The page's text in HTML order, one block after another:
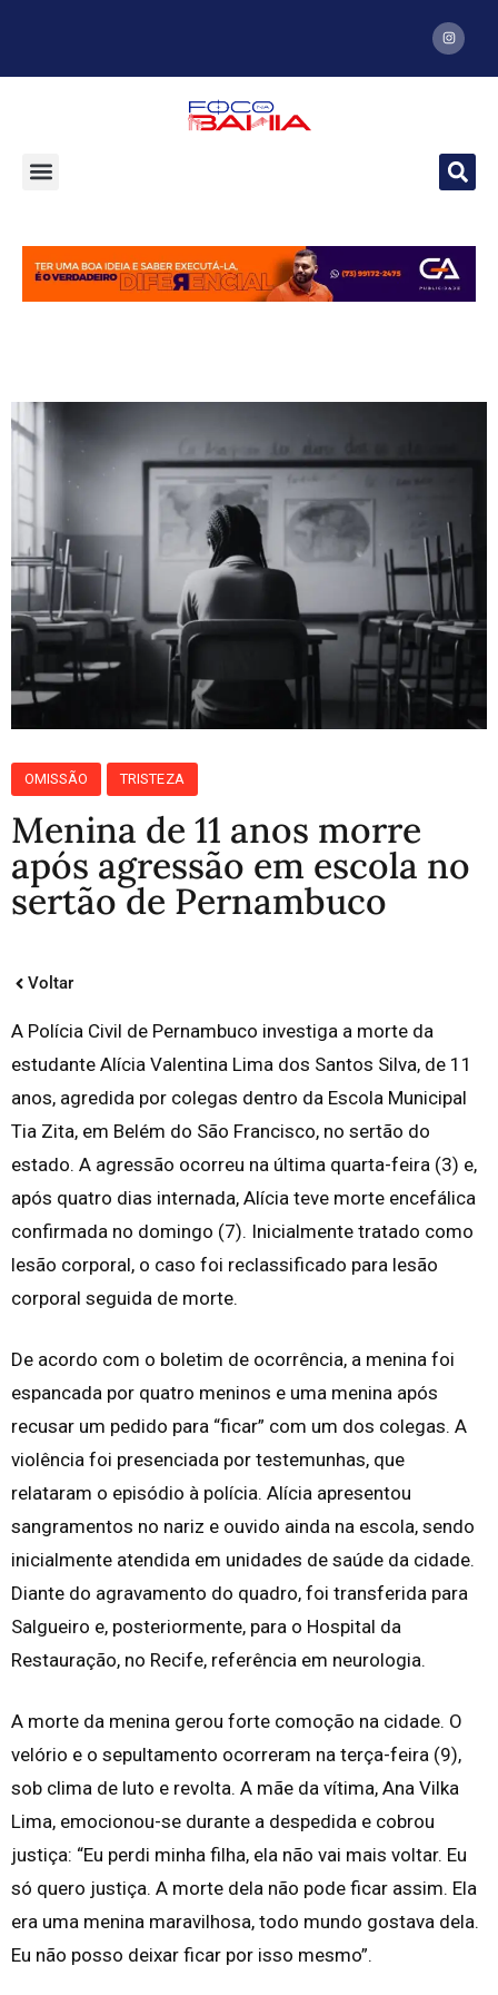
OMISSÃO TRISTEZA
Menina de 11 anos morre
após agressão em escola no
sertão de Pernambuco
Voltar
A Polícia Civil de Pernambuco investiga a morte da
estudante Alícia Valentina Lima dos Santos Silva, de 11
anos, agredida por colegas dentro da Escola Municipal
Tia Zita, em Belém do São Francisco, no sertão do
estado. A agressão ocorreu na última quarta-feira (3) e,
após quatro dias internada, Alícia teve morte encefálica
confirmada no domingo (7). Inicialmente tratado como
lesão corporal, o caso foi reclassificado para lesão
corporal seguida de morte.
De acordo com o boletim de ocorrência, a menina foi
espancada por quatro meninos e uma menina após
recusar um pedido para “ficar” com um dos colegas. A
violência foi presenciada por testemunhas, que
relataram o episódio à polícia. Alícia apresentou
sangramentos no nariz e ouvido ainda na escola, sendo
inicialmente atendida em unidades de saúde da cidade.
Diante do agravamento do quadro, foi transferida para
Salgueiro e, posteriormente, para o Hospital da
Restauração, no Recife, referência em neurologia.
A morte da menina gerou forte comoção na cidade. O
velório e o sepultamento ocorreram na terça-feira (9),
sob clima de luto e revolta. A mãe da vítima, Ana Vilka
Lima, emocionou-se durante a despedida e cobrou
justiça: “Eu perdi minha filha, ela não vai mais voltar. Eu
só quero justiça. A morte dela não pode ficar assim. Ela
era uma menina maravilhosa, todo mundo gostava dela.
Eu não posso deixar ficar por isso mesmo”.